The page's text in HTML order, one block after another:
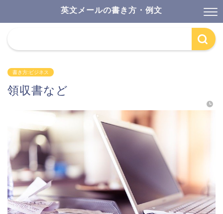
英文メールの書き方・例文
書き方:ビジネス
領収書など